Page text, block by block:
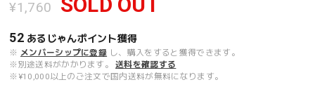
¥1,760
52 あるじゃんポイント獲得
※ メンバーシップに登録 し、購入をすると獲得できます。
※別途送料がかかります。
送料を確認する
※¥10,000以上のご注文で国内送料が無料になります。